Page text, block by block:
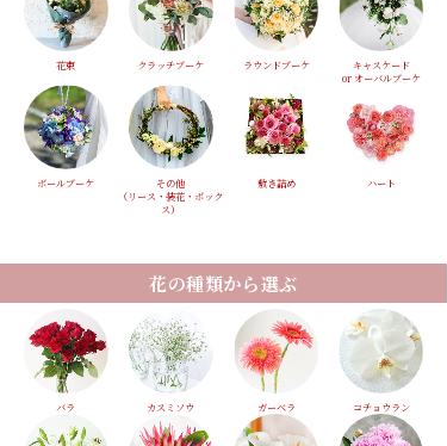
花束 クラッチブーケ ラウンドブーケ
キャスケード
or オーバルブーケ
ボールブーケ
その他
（リース・装花・ボック
ス）
敷き詰め ハート
花の種類から選ぶ
バラ カスミソウ ガーベラ コチョウラン